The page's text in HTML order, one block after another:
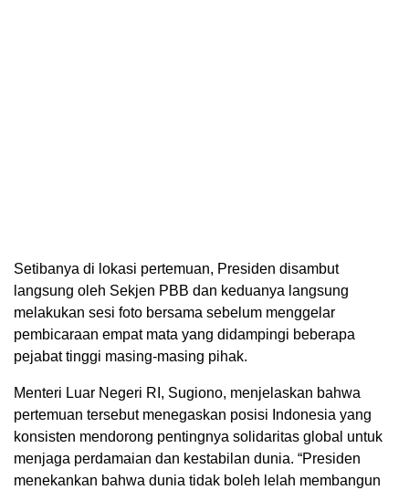
Setibanya di lokasi pertemuan, Presiden disambut
langsung oleh Sekjen PBB dan keduanya langsung
melakukan sesi foto bersama sebelum menggelar
pembicaraan empat mata yang didampingi beberapa
pejabat tinggi masing-masing pihak.
Menteri Luar Negeri RI, Sugiono, menjelaskan bahwa
pertemuan tersebut menegaskan posisi Indonesia yang
konsisten mendorong pentingnya solidaritas global untuk
menjaga perdamaian dan kestabilan dunia. “Presiden
menekankan bahwa dunia tidak boleh lelah membangun